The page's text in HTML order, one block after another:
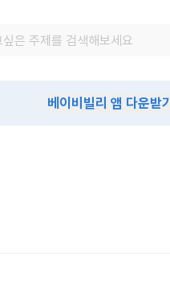
베이비빌리 앱 다운받기